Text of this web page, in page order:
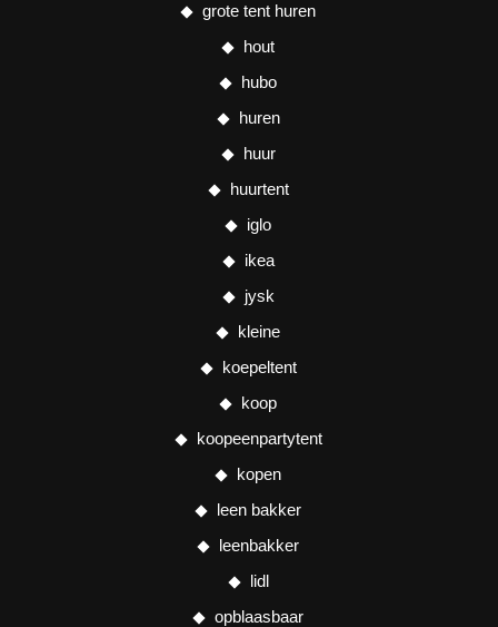
grote tent huren
hout
hubo
huren
huur
huurtent
iglo
ikea
jysk
kleine
koepeltent
koop
koopeenpartytent
kopen
leen bakker
leenbakker
lidl
opblaasbaar